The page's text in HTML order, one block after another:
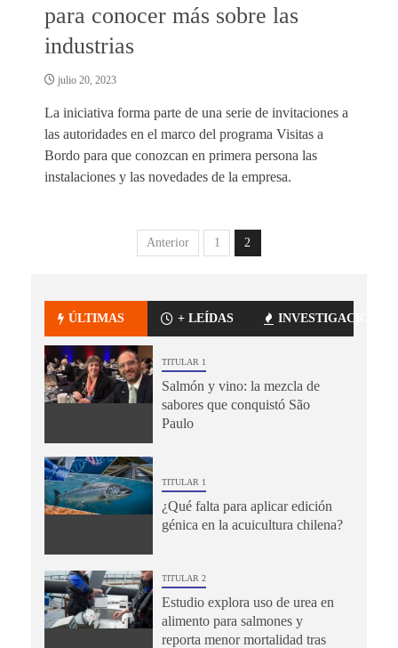
para conocer más sobre las
industrias
julio 20, 2023
La iniciativa forma parte de una serie de invitaciones a
las autoridades en el marco del programa Visitas a
Bordo para que conozcan en primera persona las
instalaciones y las novedades de la empresa.
Anterior 1 2
ÚLTIMAS + LEÍDAS INVESTIGACIÓN
TITULAR 1
Salmón y vino: la mezcla de
sabores que conquistó São
Paulo
TITULAR 1
¿Qué falta para aplicar edición
génica en la acuicultura chilena?
TITULAR 2
Estudio explora uso de urea en
alimento para salmones y
reporta menor mortalidad tras